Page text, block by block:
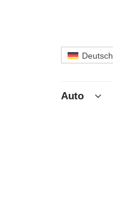
Deutsch
Auto